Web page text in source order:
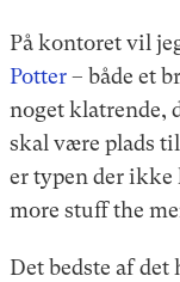
På kontoret vil
Potter– både et
noget klatrende,
skal være plads
er typen der ikke
more stuff the
Det bedste af det